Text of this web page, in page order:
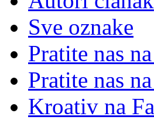
Sve oznake
Pratite nas
Pratite nas
Kroativ na